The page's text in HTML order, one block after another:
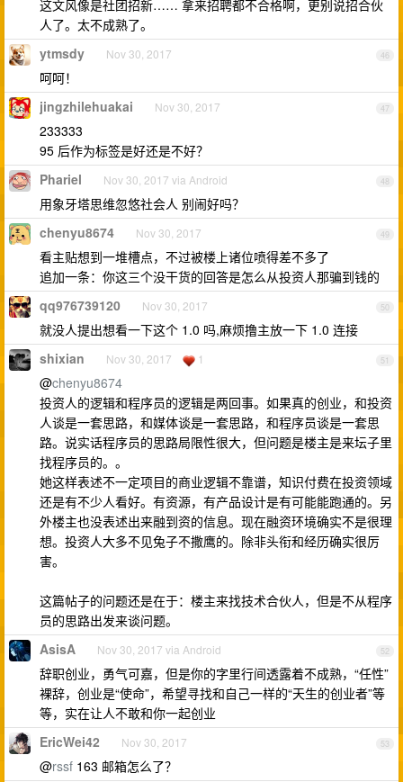
这文风像是社团招新…… 拿来招聘都不合格啊，更别说招合伙
人了。太不成熟了。
46
ytmsdy Nov 30, 2017
呵呵！
47
jingzhilehuakai Nov 30, 2017
233333
95 后作为标签是好还是不好？
48
Phariel Nov 30, 2017 via Android
用象牙塔思维忽悠社会人 别闹好吗？
49
chenyu8674 Nov 30, 2017
看主贴想到一堆槽点，不过被楼上诸位喷得差不多了
追加一条：你这三个没干货的回答是怎么从投资人那骗到钱的
50
qq976739120 Nov 30, 2017
就没人提出想看一下这个 1.0 吗,麻烦撸主放一下 1.0 连接
51
shixian Nov 30, 2017 1
@chenyu8674
投资人的逻辑和程序员的逻辑是两回事。如果真的创业，和投资
人谈是一套思路，和媒体谈是一套思路，和程序员谈是一套思
路。说实话程序员的思路局限性很大，但问题是楼主是来坛子里
找程序员的。。
她这样表述不一定项目的商业逻辑不靠谱，知识付费在投资领域
还是有不少人看好。有资源，有产品设计是有可能能跑通的。另
外楼主也没表述出来融到资的信息。现在融资环境确实不是很理
想。投资人大多不见兔子不撒鹰的。除非头衔和经历确实很厉
害。
这篇帖子的问题还是在于：楼主来找技术合伙人，但是不从程序
员的思路出发来谈问题。
52
AsisA Nov 30, 2017 via Android
辞职创业，勇气可嘉，但是你的字里行间透露着不成熟，“任性”
裸辞，创业是“使命”，希望寻找和自己一样的“天生的创业者”等
等，实在让人不敢和你一起创业
53
EricWei42 Nov 30, 2017
@rssf 163 邮箱怎么了？